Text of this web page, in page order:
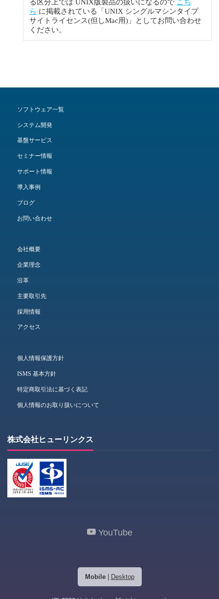
る区分上では UNIX版製品の扱いになるので こち
ら に掲載されている「UNIX シングルマシンタイプ
サイトライセンス(但しMac用)」としてお問い合わせ
ください。
ソフトウェア一覧
システム開発
基盤サービス
セミナー情報
サポート情報
導入事例
ブログ
お問い合わせ
会社概要
企業理念
沿革
主要取引先
採用情報
アクセス
個人情報保護方針
ISMS 基本方針
特定商取引法に基づく表記
個人情報のお取り扱いについて
株式会社ヒューリンクス
YouTube
Mobile| Desktop